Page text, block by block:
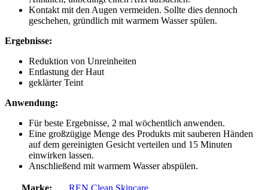
Kontakt mit den Augen vermeiden. Sollte dies dennoch
geschehen, gründlich mit warmem Wasser spülen.
Ergebnisse:
Reduktion von Unreinheiten
Entlastung der Haut
geklärter Teint
Anwendung:
Für beste Ergebnisse, 2 mal wöchentlich anwenden.
Eine großzügige Menge des Produkts mit sauberen Händen
auf dem gereinigten Gesicht verteilen und 15 Minuten
einwirken lassen.
Anschließend mit warmem Wasser abspülen.